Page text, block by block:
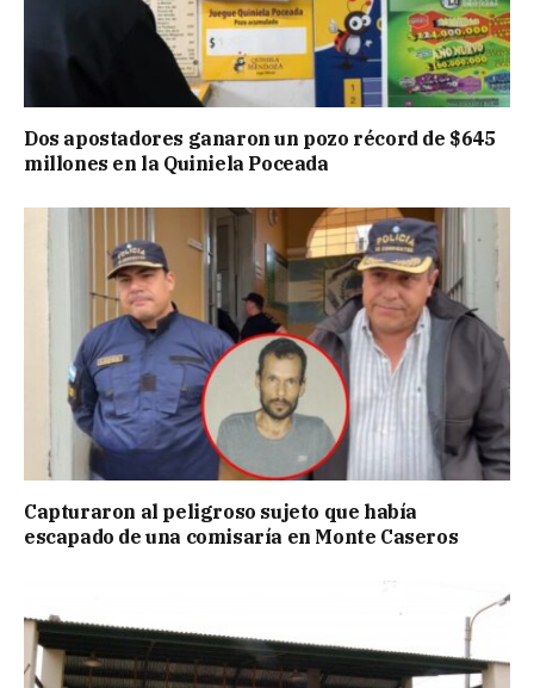
Dos apostadores ganaron un pozo récord de $645
millones en la Quiniela Poceada
Capturaron al peligroso sujeto que había
escapado de una comisaría en Monte Caseros